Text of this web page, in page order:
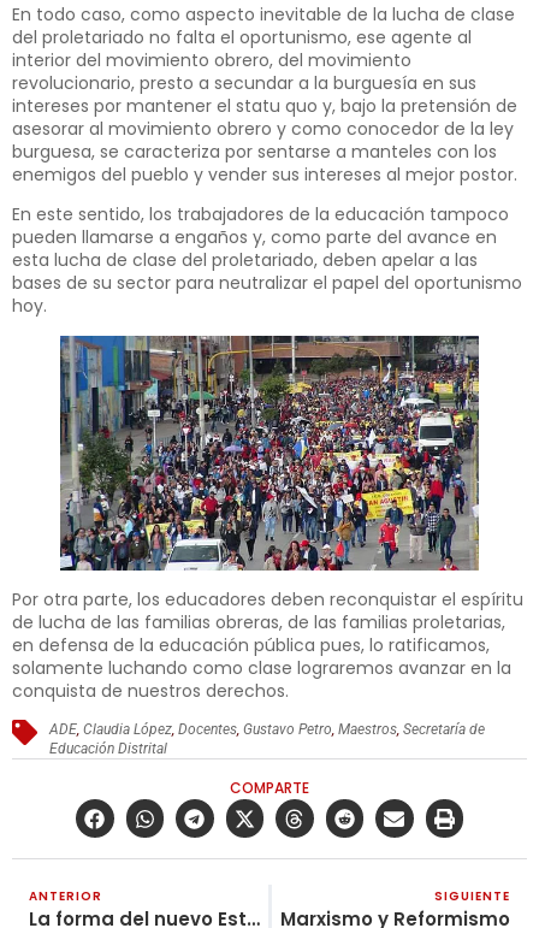
En todo caso, como aspecto inevitable de la lucha de clase
del proletariado no falta el oportunismo, ese agente al
interior del movimiento obrero, del movimiento
revolucionario, presto a secundar a la burguesía en sus
intereses por mantener el statu quo y, bajo la pretensión de
asesorar al movimiento obrero y como conocedor de la ley
burguesa, se caracteriza por sentarse a manteles con los
enemigos del pueblo y vender sus intereses al mejor postor.
En este sentido, los trabajadores de la educación tampoco
pueden llamarse a engaños y, como parte del avance en
esta lucha de clase del proletariado, deben apelar a las
bases de su sector para neutralizar el papel del oportunismo
hoy.
Por otra parte, los educadores deben reconquistar el espíritu
de lucha de las familias obreras, de las familias proletarias,
en defensa de la educación pública pues, lo ratificamos,
solamente luchando como clase lograremos avanzar en la
conquista de nuestros derechos.
ADE,Claudia López,Docentes,Gustavo Petro,Maestros,Secretaría de
Educación Distrital
COMPARTE
ANTERIOR
La forma del nuevo Estado tipo Comuna vs la anacrónica forma del Estado burgués
SIGUIENTE
Marxismo y Reformismo